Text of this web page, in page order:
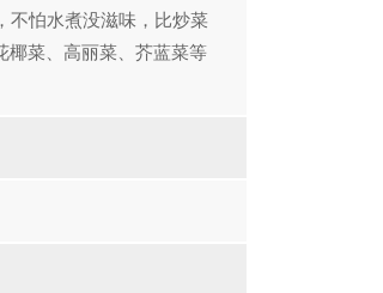
不怕水煮没滋味，比炒菜
椰菜、高丽菜、芥蓝菜等